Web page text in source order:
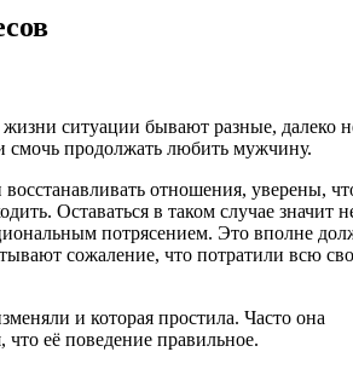
ситуации бывают разные, далеко
смочь продолжать любить мужчину.
отношения, уверены,
Оставаться в таком случае значит
потрясением. Это вполне
сожаление, что потратили всю
и которая простила. Часто она
что её поведение правильное.